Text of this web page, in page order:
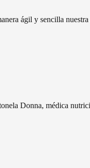
ágil y sencilla
Donna, médica